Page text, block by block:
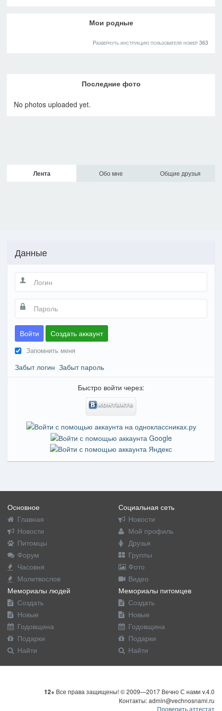
Мои родные
Развернуть инструкцию пользователя номер 363
Последние фото
No photos uploaded yet.
Лента Обо мне Общие друзья
Данные
Войти Создать аккаунт
Запомнить меня
Забыт логин Забыт пароль
Быстро войти через:
Основное
Главная
Новости
Питомцы
Форум
Часовня
Молитвослов
Социальная сеть
Новости
Мой профиль
Друзья
Группы
Фото
Видео
Мемориалы людей
Создать
Новые
Годовщина
Подарки
Найти
Мемориалы питомцев
Создать
Новые
Годовщина
Подарки
Найти
12+ Все права защищены! © 2009—2017 Вечно С нами v.4.0
Контакты: admin@vechnosnami.ru
Проверить аттестат